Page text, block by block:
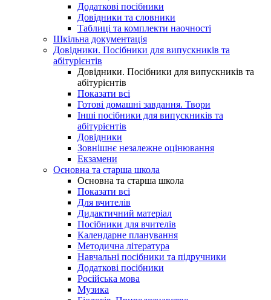
Додаткові посібники
Довідники та словники
Таблиці та комплекти наочності
Шкільна документація
Довідники. Посібники для випускників та
абітурієнтів
Довідники. Посібники для випускників та
абітурієнтів
Показати всі
Готові домашні завдання. Твори
Інші посібники для випускників та
абітурієнтів
Довідники
Зовнішнє незалежне оцінювання
Екзамени
Основна та старша школа
Основна та старша школа
Показати всі
Для вчителів
Дидактичний матеріал
Посібники для вчителів
Календарне планування
Методична література
Навчальні посібники та підручники
Додаткові посібники
Російська мова
Музика